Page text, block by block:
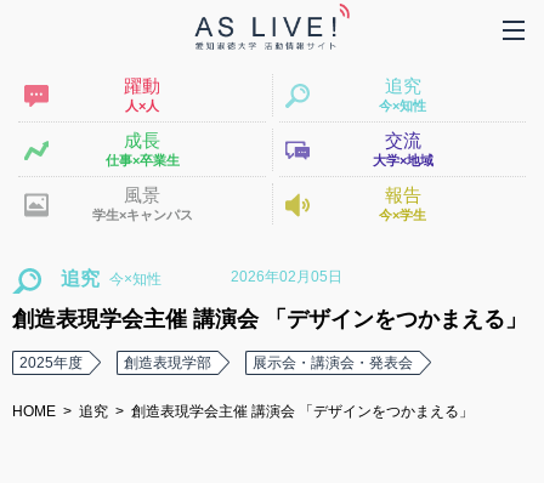
躍動
人×人
追究
今×知性
成長
仕事×卒業生
交流
大学×地域
風景
学生×キャンパス
報告
今×学生
追究 2026年02月05日
創造表現学会主催 講演会 「デザインをつかまえる」
2025年度 創造表現学部 展示会・講演会・発表会
HOME 追究 創造表現学会主催 講演会 「デザインをつかまえる」